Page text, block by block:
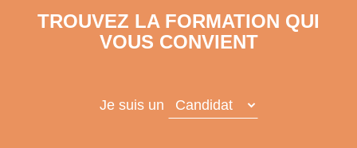
TROUVEZ LA FORMATION QUI
VOUS CONVIENT
Je suis un